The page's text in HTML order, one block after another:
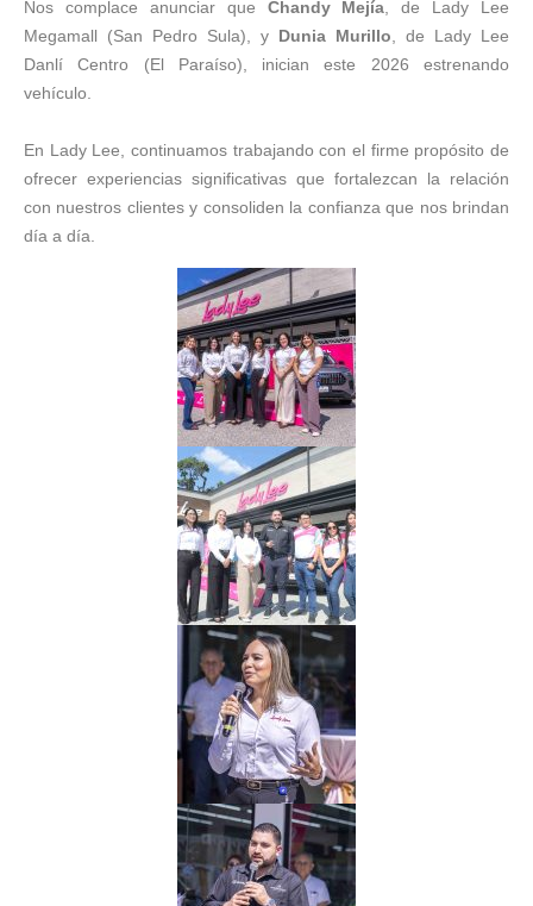
Nos complace anunciar que Chandy Mejía , de Lady Lee
Megamall (San Pedro Sula), y Dunia Murillo , de Lady Lee
Danlí Centro (El Paraíso), inician este 2026 estrenando
vehículo.
En Lady Lee, continuamos trabajando con el firme propósito de
ofrecer experiencias significativas que fortalezcan la relación
con nuestros clientes y consoliden la confianza que nos brindan
día a día.